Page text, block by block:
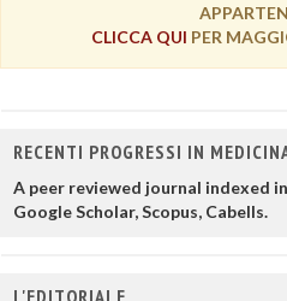
CLICCA QUI PER
RECENTI PROGRESSI IN
A peer reviewed journal indexed
Google Scholar, Scopus, Cabells.
L'EDITORIALE